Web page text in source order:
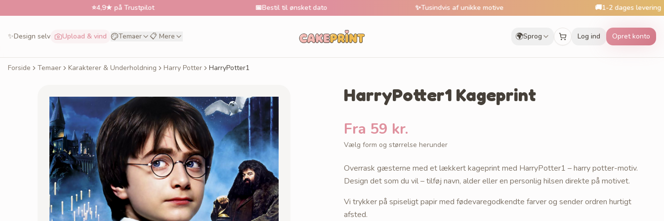
4,9★ på Trustpilot Bestil til ønsket dato Tusindvis af unikke motive 1-2 dages levering
✨Design selv Upload & vind Temaer 📋 Mere 🌍Sprog Log ind Opret konto
Forside Temaer Karakterer & Underholdning Harry Potter HarryPotter1
HarryPotter1 Kageprint
Fra 59 kr.
Vælg form og størrelse herunder
Overrask gæsterne med et lækkert kageprint med HarryPotter1 – harry potter-motiv.
Design det som du vil – tilføj navn, alder eller en personlig hilsen direkte på motivet.
Vi trykker på spiseligt papir med fødevaregodkendte farver og sender ordren hurtigt
afsted.